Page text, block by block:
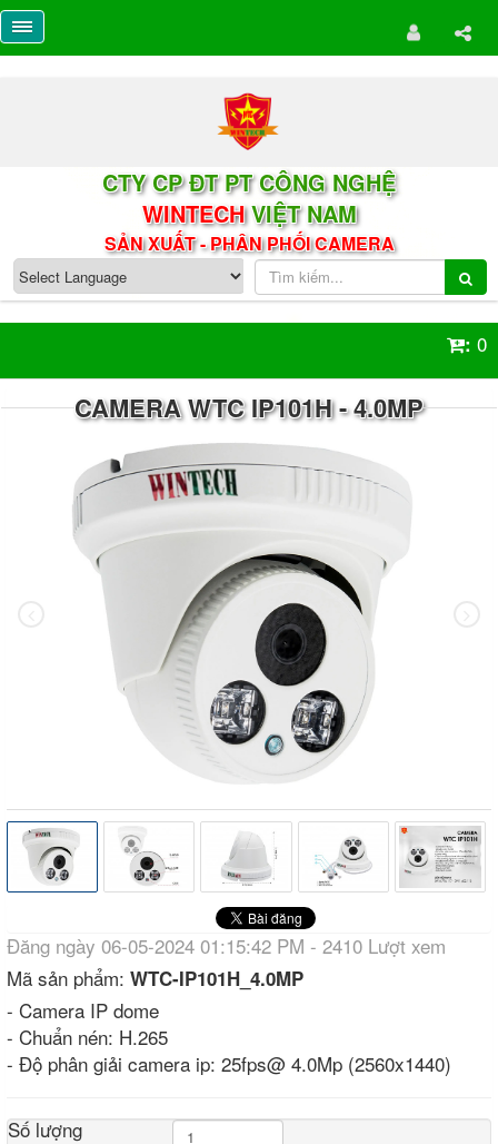
CTY CP ĐT PT CÔNG NGHỆ
WINTECHVIỆT NAM
SẢN XUẤT - PHÂN PHỐI CAMERA
: 0
CAMERA WTC IP101H - 4.0MP
Đăng ngày 06-05-2024 01:15:42 PM - 2410 Lượt xem
Mã sản phẩm: WTC-IP101H_4.0MP
- Camera IP dome
- Chuẩn nén: H.265
- Độ phân giải camera ip: 25fps@ 4.0Mp (2560x1440)
Số lượng